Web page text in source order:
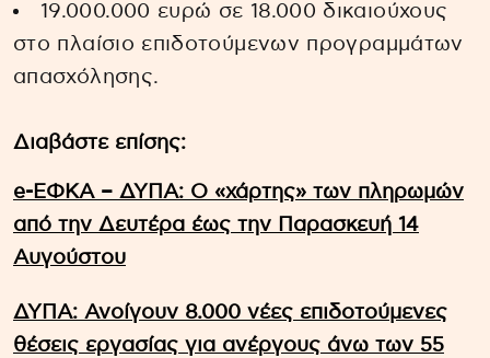
19.000.000 ευρώ σε 18.000 δικαιούχους
στο πλαίσιο επιδοτούμενων προγραμμάτων
απασχόλησης.
Διαβάστε επίσης:
e-ΕΦΚΑ – ΔΥΠΑ: Ο «χάρτης» των πληρωμών
από την Δευτέρα έως την Παρασκευή 14
Αυγούστου
ΔΥΠΑ: Ανοίγουν 8.000 νέες επιδοτούμενες
θέσεις εργασίας για ανέργους άνω των 55